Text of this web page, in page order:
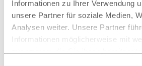
Informationen zu Ihrer Verwendung
unsere Partner für soziale Medien,
Analysen weiter. Unsere Partner
Informationen möglicherweise mit
zusammen, die Sie ihnen
Matratzenschoner